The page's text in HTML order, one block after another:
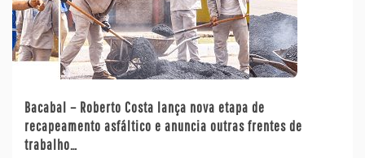
Bacabal – Roberto Costa lança nova etapa de
recapeamento asfáltico e anuncia outras frentes de
trabalho…